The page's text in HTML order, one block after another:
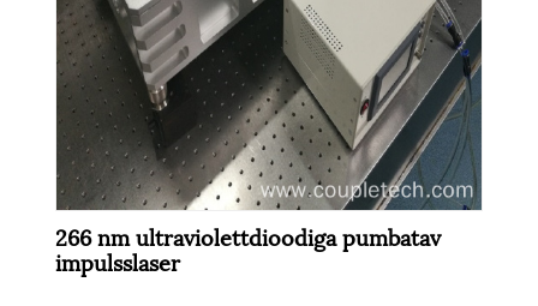
266 nm ultraviolettdioodiga pumbatav
impulsslaser